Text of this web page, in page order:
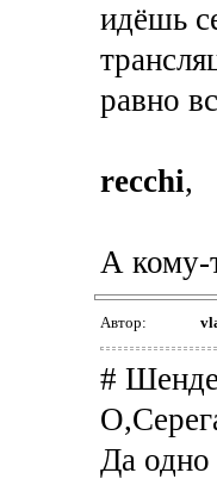
идёшь
равно
recchi,
А кому-
Автор:
#
Да одно